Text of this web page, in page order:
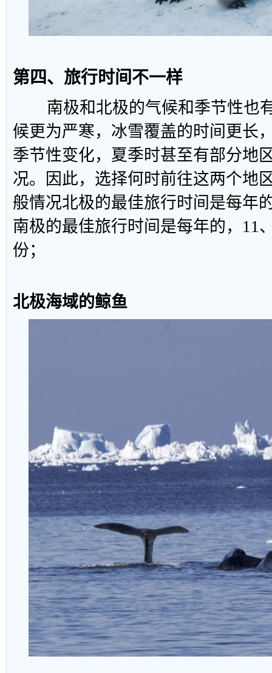
第四、旅行时间不一样
南极和北极的气候和季节性也
候更为严寒，冰雪覆盖的时间更长
季节性变化，夏季时甚至有部分地
况。因此，选择何时前往这两个地
般情况北极的最佳旅行时间是每年
南极的最佳旅行时间是每年的，11
份；
北极海域的鲸鱼